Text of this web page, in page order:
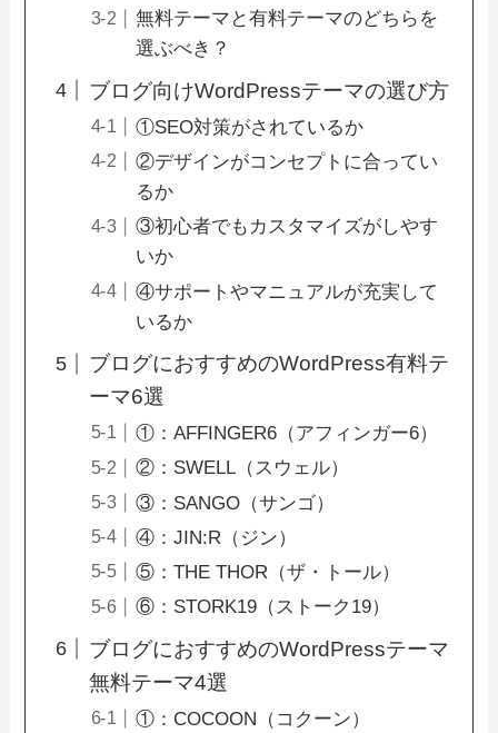
無料テーマと有料テーマのどちらを
選ぶべき？
ブログ向けWordPressテーマの選び方
①SEO対策がされているか
②デザインがコンセプトに合ってい
るか
③初心者でもカスタマイズがしやす
いか
④サポートやマニュアルが充実して
いるか
ブログにおすすめのWordPress有料テ
ーマ6選
①：AFFINGER6（アフィンガー6）
②：SWELL（スウェル）
③：SANGO（サンゴ）
④：JIN:R（ジン）
⑤：THE THOR（ザ・トール）
⑥：STORK19（ストーク19）
ブログにおすすめのWordPressテーマ
無料テーマ4選
①：COCOON（コクーン）